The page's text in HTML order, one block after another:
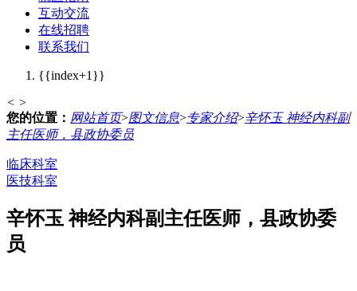
互动交流
在线招聘
联系我们
{{index+1}}
< >
您的位置： 网站首页>图文信息>专家介绍>辛怀玉 神经内科副
主任医师，县政协委员
临床科室
医技科室
辛怀玉 神经内科副主任医师，县政协委
员